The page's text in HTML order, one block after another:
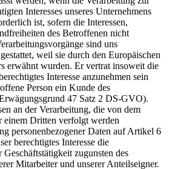
Interesses unseres Unternehmens
ist, sofern die Interessen,
des Betroffenen nicht
sind uns
weil sie durch den Europäischen
erwähnt wurden. Er vertrat insoweit die
Interesse anzunehmen sein
Person ein Kunde des
47 Satz 2 DS-GVO).
an der Verarbeitung, die von dem
einem Dritten verfolgt werden
personenbezogener Daten auf Artikel 6
berechtigtes Interesse die
zugunsten des
Mitarbeiter und unserer Anteilseigner.